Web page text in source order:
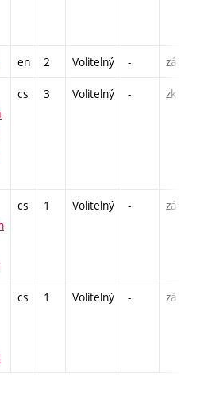
en 2 Volitelný - zá
cs 3 Volitelný - zk
cs 1 Volitelný - zá
cs 1 Volitelný - zá